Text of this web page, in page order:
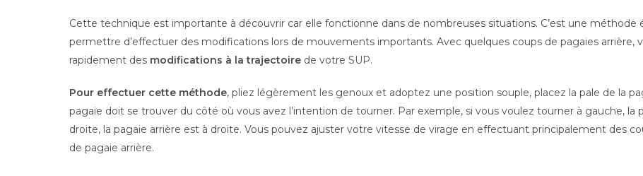
Cette technique est importante à découvrir car elle fonctionne dans de nombreuses situations. C’est une méthode
permettre d’effectuer des modifications lors de mouvements importants. Avec quelques coups de pagaies arrière,
rapidement des modifications à la trajectoire de votre SUP.
Pour effectuer cette méthode, pliez légèrement les genoux et adoptez une position souple, placez la pale de la
pagaie doit se trouver du côté où vous avez l’intention de tourner. Par exemple, si vous voulez tourner à gauche, la
droite, la pagaie arrière est à droite. Vous pouvez ajuster votre vitesse de virage en effectuant principalement des
de pagaie arrière.